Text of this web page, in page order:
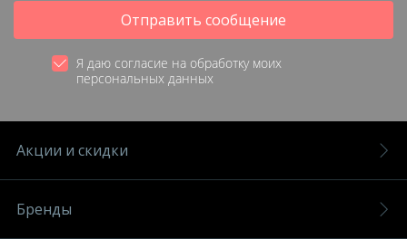
Отправить сообщение
Я даю согласие на обработку моих
персональных данных
Акции и скидки
Бренды